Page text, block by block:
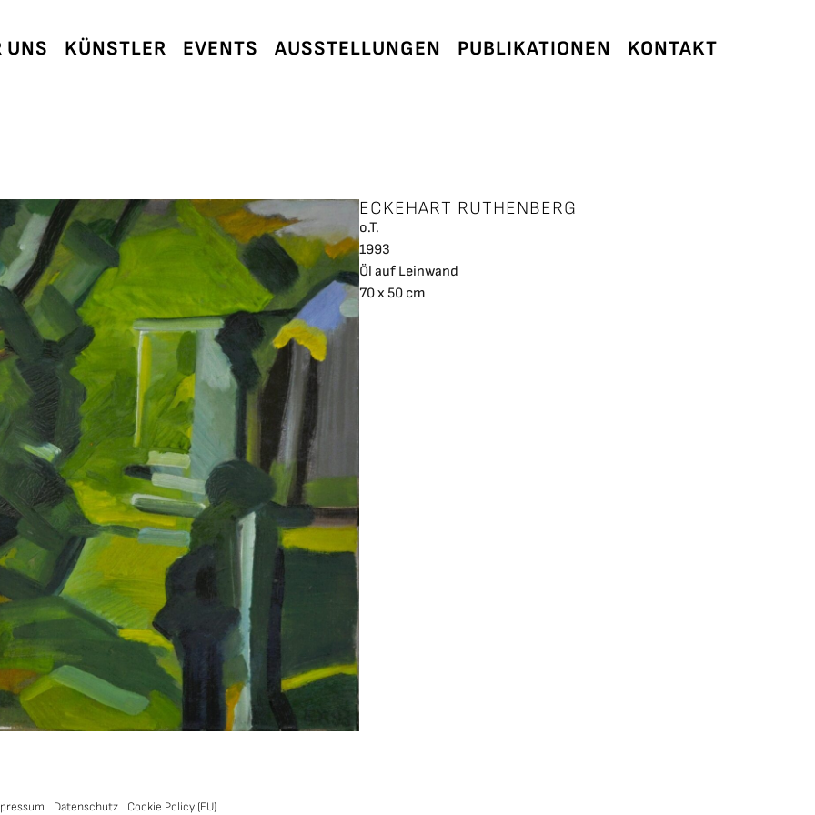
UNS KÜNSTLER EVENTS AUSSTELLUNGEN PUBLIKATIONEN KONTAKT
ECKEHART RUTHENBERG
o.T.
1993
Öl auf Leinwand
70 x 50 cm
Datenschutz Cookie Policy (EU)